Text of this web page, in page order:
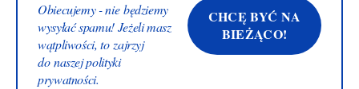
Obiecujemy - nie będziemy
wysyłać spamu! Jeżeli masz
wątpliwości, to zajrzyj
do naszejpolityki
prywatności.